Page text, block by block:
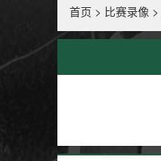
首页 > 比赛录像 >